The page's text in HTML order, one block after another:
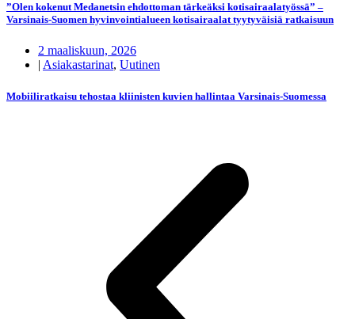
”Olen kokenut Medanetsin ehdottoman tärkeäksi kotisairaalatyössä” –
Varsinais-Suomen hyvinvointialueen kotisairaalat tyytyväisiä ratkaisuun
2 maaliskuun, 2026
| Asiakastarinat, Uutinen
Mobiiliratkaisu tehostaa kliinisten kuvien hallintaa Varsinais-Suomessa